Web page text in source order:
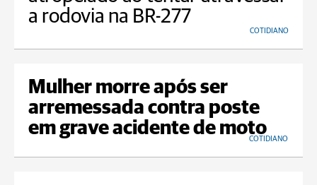
a rodovia na BR-277
COTIDIANO
Mulher morre após ser
arremessada contra poste
em grave acidente de moto
COTIDIANO